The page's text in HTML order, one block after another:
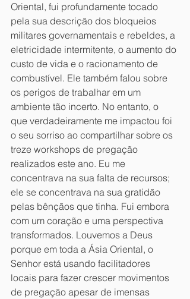
Oriental, fui profundamente tocado
pela sua descrição dos bloqueios
militares governamentais e rebeldes, a
eletricidade intermitente, o aumento do
custo de vida e o racionamento de
combustível. Ele também falou sobre
os perigos de trabalhar em um
ambiente tão incerto. No entanto, o
que verdadeiramente me impactou foi
o seu sorriso ao compartilhar sobre os
treze workshops de pregação
realizados este ano. Eu me
concentrava na sua falta de recursos;
ele se concentrava na sua gratidão
pelas bênçãos que tinha. Fui embora
com um coração e uma perspectiva
transformados. Louvemos a Deus
porque em toda a Ásia Oriental, o
Senhor está usando facilitadores
locais para fazer crescer movimentos
de pregação apesar de imensas